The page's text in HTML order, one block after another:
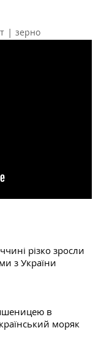
| зерно
різко зросли
з України
в
моряк